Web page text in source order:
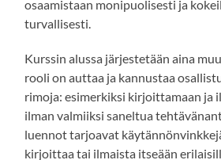
osaamistaan monipuolisesti ja
turvallisesti.
Kurssin alussa järjestetään aina
rooli on auttaa ja kannustaa
rimoja: esimerkiksi kirjoittamaan ja
ilman valmiiksi saneltua
luennot tarjoavat
kirjoittaa tai ilmaista itseään